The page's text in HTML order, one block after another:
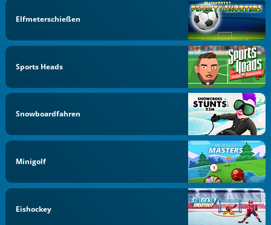
Elfmeterschießen
Sports Heads
Snowboardfahren
Minigolf
Eishockey